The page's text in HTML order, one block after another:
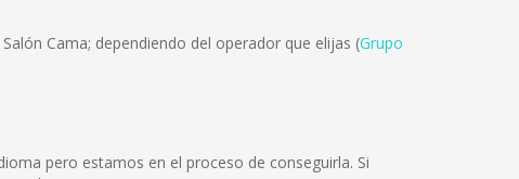
Cama; dependiendo del operador que elijas (Grupo
pero estamos en el proceso de conseguirla. Si